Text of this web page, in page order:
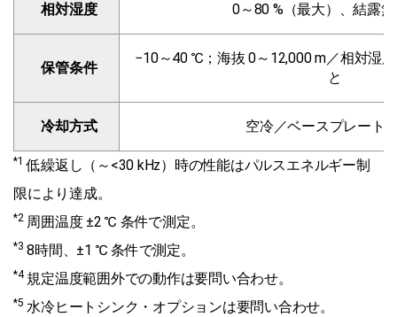
相対湿度 0～80 %（最大）、結露
保管条件
−10～40 ℃；海抜 0～12,000 m／相対湿
と
冷却方式 空冷／ベースプレート
*1 低繰返し（～<30 kHz）時の性能はパルスエネルギー制
限により達成。
*2周囲温度 ±2 ℃ 条件で測定。
*3 8時間、±1 ℃ 条件で測定。
*4規定温度範囲外での動作は要問い合わせ。
*5 水冷ヒートシンク・オプションは要問い合わせ。